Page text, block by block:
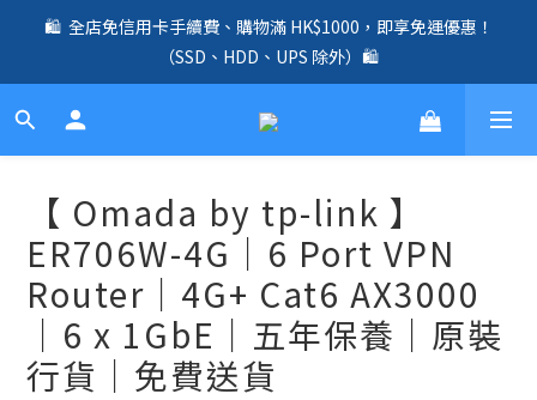
🛍️  全店免信用卡手續費、購物滿 HK$1000，即享免運優惠！
（SSD、HDD、UPS 除外）🛍️
🛍️  全店免信用卡手續費、購物滿 HK$1000，即享免運優惠！
（SSD、HDD、UPS 除外）🛍️
✨ 全店免信用卡手續費｜全線 UniFi Router、Switch、AP 產品兩
☎️ 全店免信用卡手續費｜提供客製化中、小、大型企業網絡、儲
存、監控、會議、智能化等方案，歡迎聯絡！☎️
🛍️  全店免信用卡手續費、購物滿 HK$1000，即享免運優惠！
（SSD、HDD、UPS 除外）🛍️
【 Omada by tp-link 】
ER706W-4G｜6 Port VPN
Router｜4G+ Cat6 AX3000
｜6 x 1GbE｜五年保養｜原裝
行貨｜免費送貨